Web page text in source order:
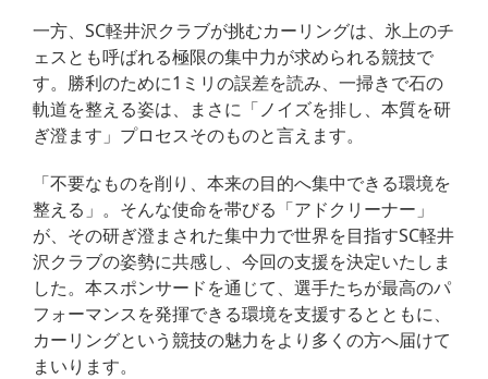
一方、SC軽井沢クラブが挑むカーリングは、氷上のチ
ェスとも呼ばれる極限の集中力が求められる競技で
す。勝利のために1ミリの誤差を読み、一掃きで石の
軌道を整える姿は、まさに「ノイズを排し、本質を研
ぎ澄ます」プロセスそのものと言えます。
「不要なものを削り、本来の目的へ集中できる環境を
整える」。そんな使命を帯びる「アドクリーナー」
が、その研ぎ澄まされた集中力で世界を目指すSC軽井
沢クラブの姿勢に共感し、今回の支援を決定いたしま
した。本スポンサードを通じて、選手たちが最高のパ
フォーマンスを発揮できる環境を支援するとともに、
カーリングという競技の魅力をより多くの方へ届けて
まいります。